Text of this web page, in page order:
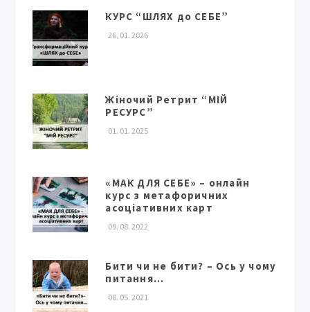
КУРС “ШЛЯХ до СЕБЕ”
26. 01. 2026
Жіночий Ретрит “МІЙ
РЕСУРС”
01. 01. 2025
«МАК ДЛЯ СЕБЕ» – онлайн
курс з метафоричних
асоціативних карт
09. 08. 2022
Бити чи не бити? – Ось у чому
питання…
08. 05. 2021